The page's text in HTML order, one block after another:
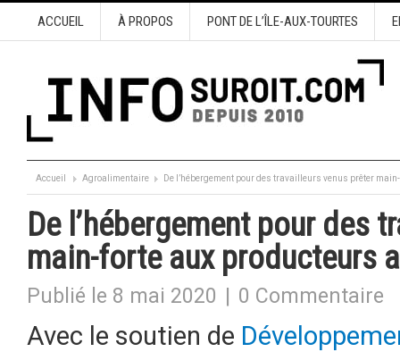
ACCUEIL À PROPOS PONT DE L’ÎLE-AUX-TOURTES
Accueil Agroalimentaire De l’hébergement pour des travailleurs venus prêter
De l’hébergement pour des
main-forte aux producteurs
Publié le 8 mai 2020 0 Commentaire
Avec le soutien de